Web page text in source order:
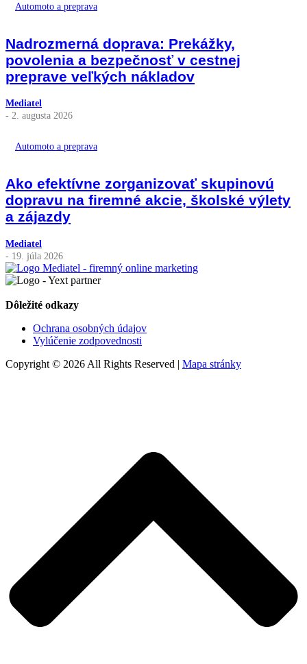
Automoto a preprava
Nadrozmerná doprava: Prekážky,
povolenia a bezpečnosť v cestnej
preprave veľkých nákladov
Mediatel
- 2. augusta 2026
Automoto a preprava
Ako efektívne zorganizovať skupinovú
dopravu na firemné akcie, školské výlety
a zájazdy
Mediatel
- 19. júla 2026
Dôležité odkazy
Ochrana osobných údajov
Vylúčenie zodpovednosti
Copyright © 2026 All Rights Reserved | Mapa stránky